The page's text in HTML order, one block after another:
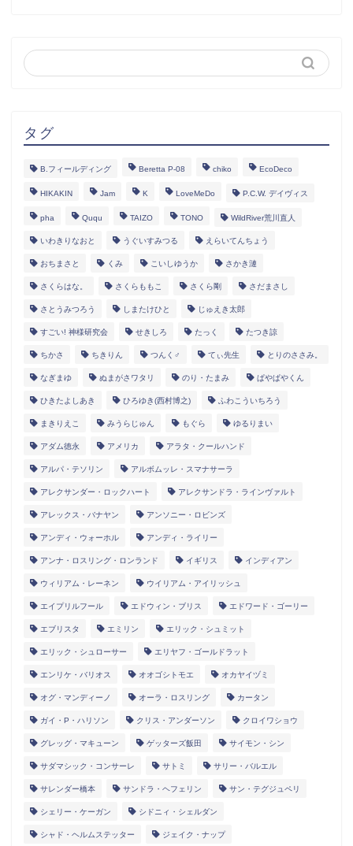
タグ
B.フィールディング Beretta P-08 chiko EcoDeco
HIKAKIN Jam K LoveMeDo P.C.W. デイヴィス
pha Ququ TAIZO TONO WildRiver荒川直人
いわきりなおと うぐいすみつる えらいてんちょう
おちまさと くみ こいしゆうか さかき漣
さくらはな。 さくらももこ さくら剛 さだまさし
さとうみつろう しまたけひと じゅえき太郎
すごい! 神様研究会 せきしろ たっく たつき諒
ちかさ ちきりん つんく♂ てぃ先生 とりのささみ。
なぎまゆ ぬまがさワタリ のり・たまみ ぱやぱやくん
ひきたよしあき ひろゆき(西村博之) ふわこういちろう
まきりえこ みうらじゅん もぐら ゆるりまい
アダム徳永 アメリカ アラタ・クールハンド
アルパ・テソリン アルボムッレ・スマナサーラ
アレクサンダー・ロックハート アレクサンドラ・ラインヴァルト
アレックス・バナヤン アンソニー・ロビンズ
アンディ・ウォーホル アンディ・ライリー
アンナ・ロスリング・ロンランド イギリス インディアン
ウィリアム・レーネン ウイリアム・アイリッシュ
エイプリルフール エドウィン・ブリス エドワード・ゴーリー
エブリスタ エミリン エリック・シュミット
エリック・シュローサー エリヤフ・ゴールドラット
エンリケ・バリオス オオゴシトモエ オカヤイヅミ
オグ・マンディーノ オーラ・ロスリング カータン
ガイ・P・ハリソン クリス・アンダーソン クロイワショウ
グレッグ・マキューン ゲッターズ飯田 サイモン・シン
サダマシック・コンサーレ サトミ サリー・バルエル
サレンダー橋本 サンドラ・ヘフェリン サン・テグジュペリ
シェリー・ケーガン シドニィ・シェルダン
シャド・ヘルムステッター ジェイク・ナップ